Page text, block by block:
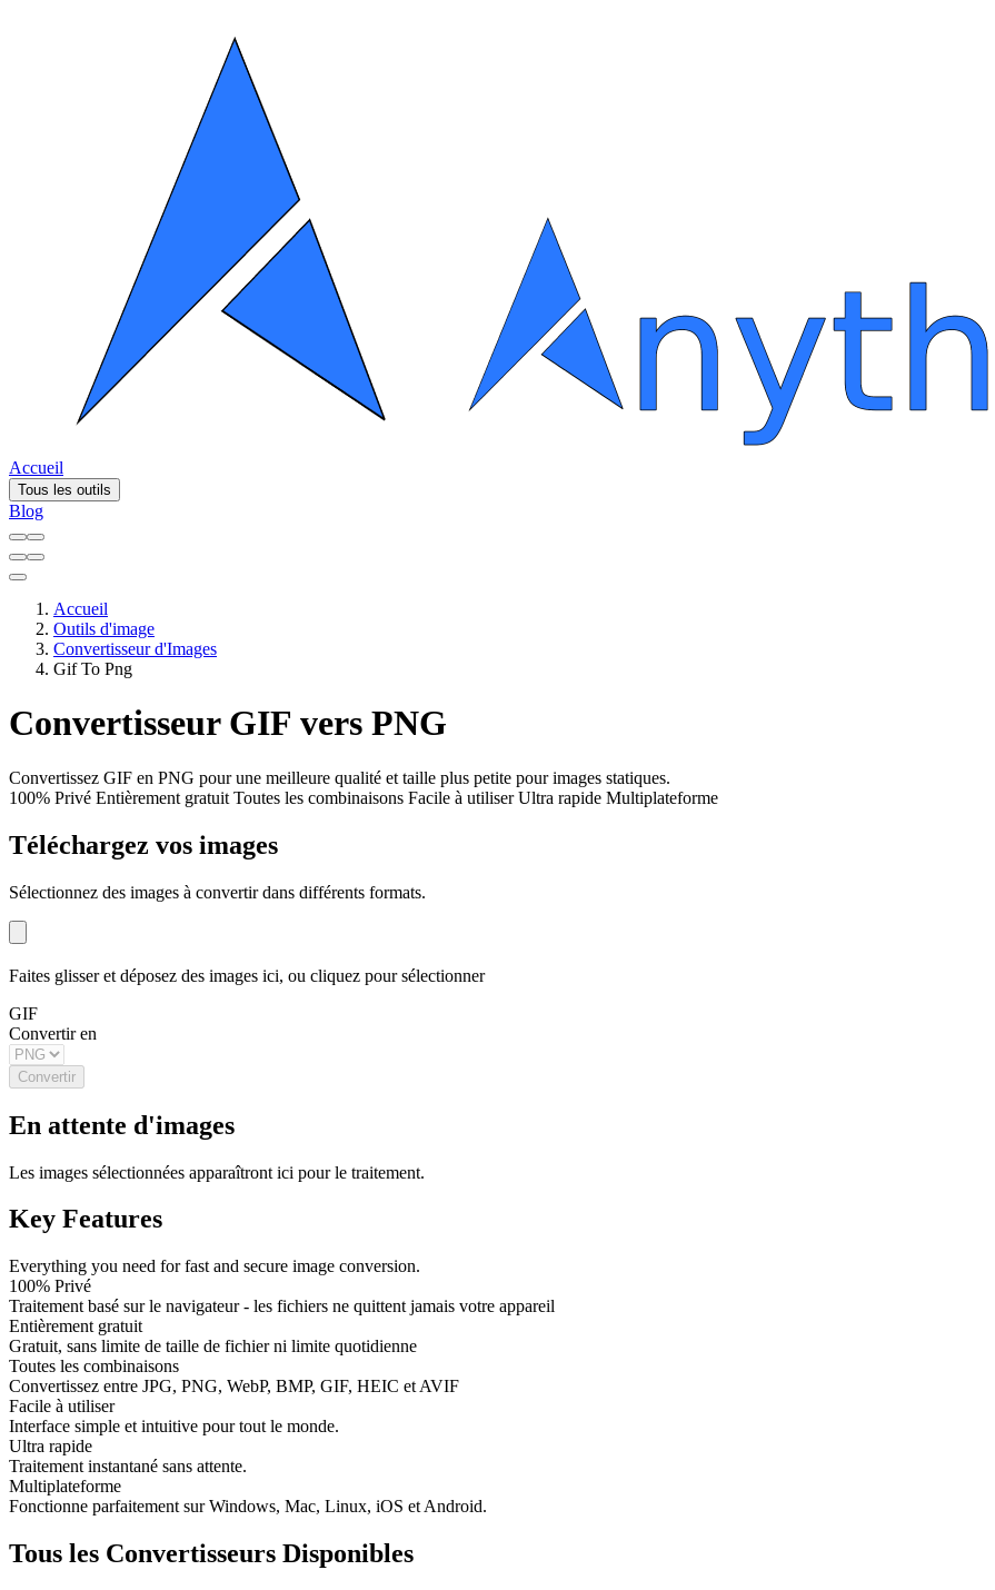
Accueil
Tous les outils
Blog
Accueil
Outils d'image
Convertisseur d'Images
Gif To Png
Convertisseur GIF vers PNG
Convertissez GIF en PNG pour une meilleure qualité et taille plus petite pour images statiques.
100% Privé Entièrement gratuit Toutes les combinaisons Facile à utiliserUltra rapide Multiplateforme
Téléchargez vos images
Sélectionnez des images à convertir dans différents formats.
Faites glisser et déposez des images ici, ou cliquez pour sélectionner
GIF
Convertir en
Convertir
En attente d'images
Les images sélectionnées apparaîtront ici pour le traitement.
Key Features
Everything you need for fast and secure image conversion.
100% Privé
Traitement basé sur le navigateur - les fichiers ne quittent jamais votre appareil
Entièrement gratuit
Gratuit, sans limite de taille de fichier ni limite quotidienne
Toutes les combinaisons
Convertissez entre JPG, PNG, WebP, BMP, GIF, HEIC et AVIF
Facile à utiliser
Interface simple et intuitive pour tout le monde.
Ultra rapide
Traitement instantané sans attente.
Multiplateforme
Fonctionne parfaitement sur Windows, Mac, Linux, iOS et Android.
Tous les Convertisseurs Disponibles